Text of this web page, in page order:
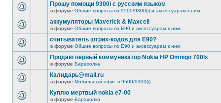
Прошу помощи 9300i c русским языком
в форуме Общие вопросы по 9500/9300(i) и аксессуарам к ним
аккумуляторы Maverick & Maxcell
в форуме Общие вопросы по E90 и аксессуарам к ним
считыватель штрих-кодов для Е90?
в форуме Общие вопросы по E90 и аксессуарам к ним
Продаю первый коммуникатор Nokia HP Omnigo 700lx
в форуме Барахолка
Калндарь@mail.ru
в форуме Мобильный офис в 9500/9300(i)
Куплю мертвый nokia e7-00
в форуме Барахолка